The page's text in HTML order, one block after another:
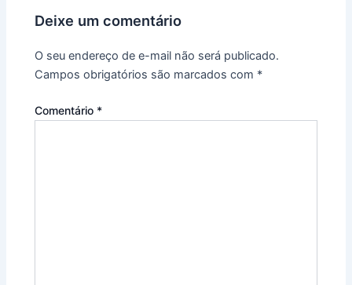
Deixe um comentário
O seu endereço de e-mail não será publicado.
Campos obrigatórios são marcados com *
Comentário *